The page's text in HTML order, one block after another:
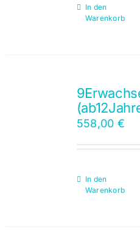
In den
Warenkorb
558,00 €
In den
Warenkorb